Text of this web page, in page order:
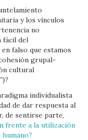
y los vínculos
no
fácil del
falso que estamos
grupal-
cultural
)?
individualista
de dar respuesta al
de sentirse parte,
frente a la utilización